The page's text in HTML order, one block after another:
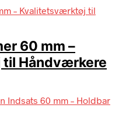
60 mm –
Håndværkere